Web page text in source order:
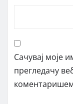
Сачувај моје
прегледачу